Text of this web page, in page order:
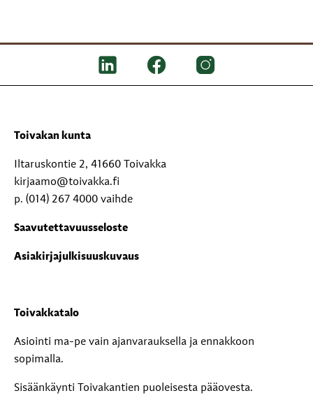
Toivakan kunta
Iltaruskontie 2, 41660 Toivakka
kirjaamo@toivakka.fi
p. (014) 267 4000 vaihde
Saavutettavuusseloste
Asiakirjajulkisuuskuvaus
Toivakkatalo
Asiointi ma-pe vain ajanvarauksella ja ennakkoon
sopimalla.
Sisäänkäynti Toivakantien puoleisesta pääovesta.